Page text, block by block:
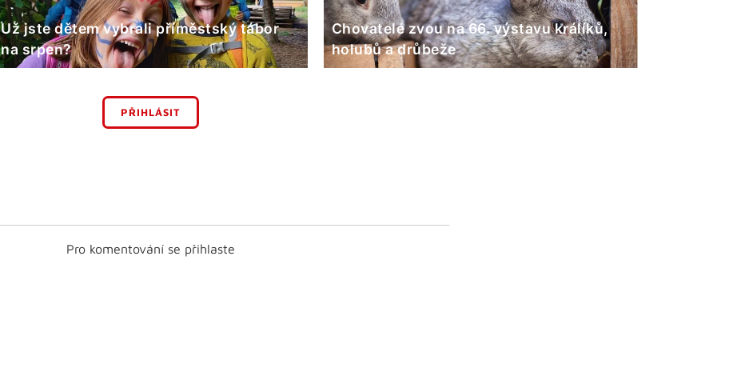
Už jste dětem vybrali příměstský tábor
na srpen?
Chovatelé zvou na 66. výstavu králíků,
holubů a drůbeže
PŘIHLÁSIT
Pro komentování se přihlaste